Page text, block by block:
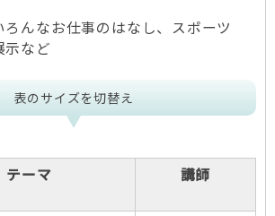
んなお仕事のはなし、スポーツ
示など
表のサイズを切替え
テーマ 講師